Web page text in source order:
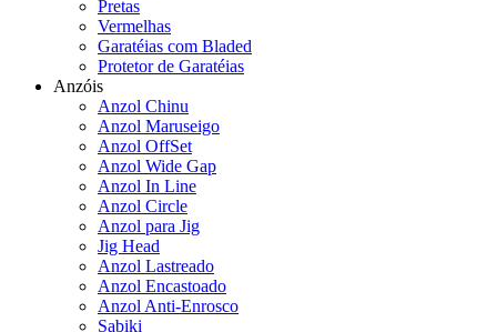
Pretas
Vermelhas
Garatéias com Bladed
Protetor de Garatéias
Anzóis
Anzol Chinu
Anzol Maruseigo
Anzol OffSet
Anzol Wide Gap
Anzol In Line
Anzol Circle
Anzol para Jig
Jig Head
Anzol Lastreado
Anzol Encastoado
Anzol Anti-Enrosco
Sabiki